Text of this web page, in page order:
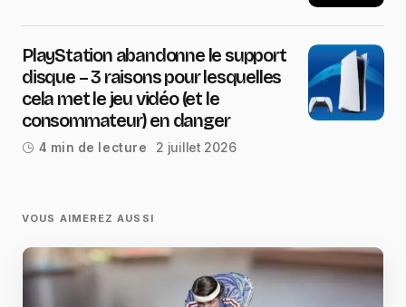
PlayStation abandonne le support
disque – 3 raisons pour lesquelles
cela met le jeu vidéo (et le
consommateur) en danger
4 min de lecture 2 juillet 2026
VOUS AIMEREZ AUSSI